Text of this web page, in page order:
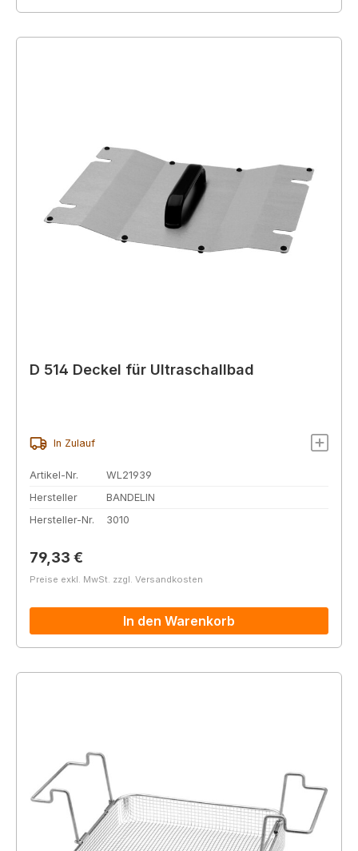
D 514 Deckel für Ultraschallbad
In Zulauf
Artikel-Nr.
WL21939
Hersteller
BANDELIN
Hersteller-Nr.
3010
Regulärer Preis:
79,33 €
Preise exkl. MwSt. zzgl. Versandkosten
In den Warenkorb